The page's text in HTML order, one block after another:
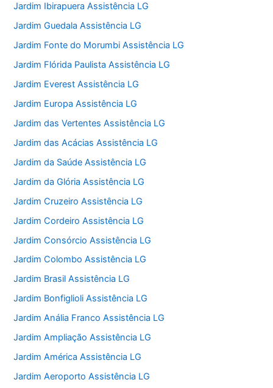
Jardim Ibirapuera Assistência LG
Jardim Guedala Assistência LG
Jardim Fonte do Morumbi Assistência LG
Jardim Flórida Paulista Assistência LG
Jardim Everest Assistência LG
Jardim Europa Assistência LG
Jardim das Vertentes Assistência LG
Jardim das Acácias Assistência LG
Jardim da Saúde Assistência LG
Jardim da Glória Assistência LG
Jardim Cruzeiro Assistência LG
Jardim Cordeiro Assistência LG
Jardim Consórcio Assistência LG
Jardim Colombo Assistência LG
Jardim Brasil Assistência LG
Jardim Bonfiglioli Assistência LG
Jardim Anália Franco Assistência LG
Jardim Ampliação Assistência LG
Jardim América Assistência LG
Jardim Aeroporto Assistência LG